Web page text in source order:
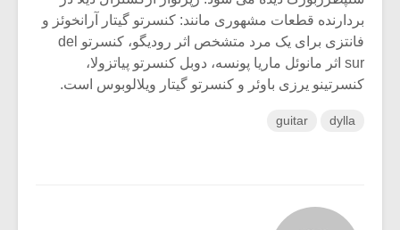
بردارنده قطعات مشهوری مانند: کنسرتو گیتار آرانخوئز و
فانتزی برای یک مرد متشخص اثر رودیگو، کنسرتو del
sur اثر مانوئل ماریا پونسه، دوبل کنسرتو پیاتزولا،
کنسرتینو یرزی باوئر و کنسرتو گیتار ویلالوبوس است.
dylla
guitar